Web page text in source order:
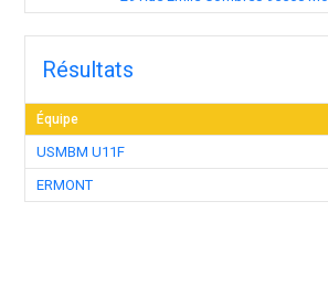
Résultats
Équipe
USMBM U11F
ERMONT